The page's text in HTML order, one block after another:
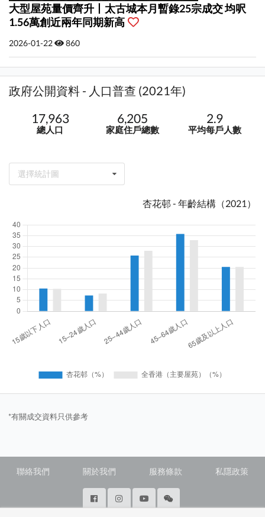
大型屋苑量價齊升丨太古城本月暫錄25宗成交 均呎
1.56萬創近兩年同期新高
2026-01-22 860
政府公開資料 - 人口普查 (2021年)
17,963
總人口
6,205
家庭住戶總數
2.9
平均每戶人數
選擇統計圖
杏花邨 - 年齡結構（2021）
*有關成交資料只供參考
聯絡我們 關於我們 服務條款 私隱政策